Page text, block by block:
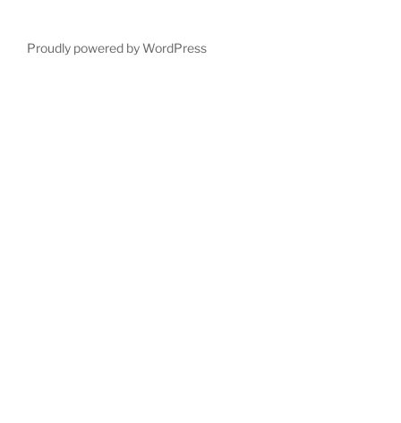
Proudly powered by WordPress